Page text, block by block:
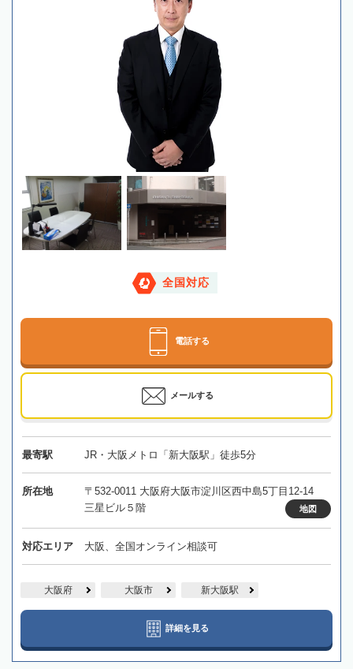
全国対応
電話する
メールする
最寄駅 JR・大阪メトロ「新大阪駅」徒歩5分
所在地
〒532-0011 大阪府大阪市淀川区西中島5丁目12-14
三星ビル５階
地図
対応エリア 大阪、全国オンライン相談可
大阪府 大阪市 新大阪駅
詳細を見る